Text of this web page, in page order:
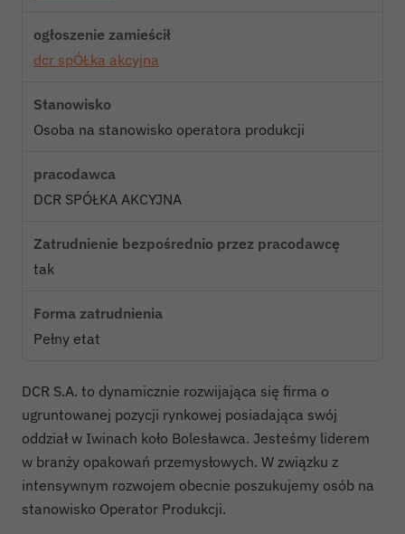
ogłoszenie zamieścił
dcr spÓŁka akcyjna
Stanowisko
Osoba na stanowisko operatora produkcji
pracodawca
DCR SPÓŁKA AKCYJNA
Zatrudnienie bezpośrednio przez pracodawcę
tak
Forma zatrudnienia
Pełny etat
DCR S.A. to dynamicznie rozwijająca się firma o
ugruntowanej pozycji rynkowej posiadająca swój
oddział w Iwinach koło Bolesławca. Jesteśmy liderem
w branży opakowań przemysłowych. W związku z
intensywnym rozwojem obecnie poszukujemy osób na
stanowisko Operator Produkcji.